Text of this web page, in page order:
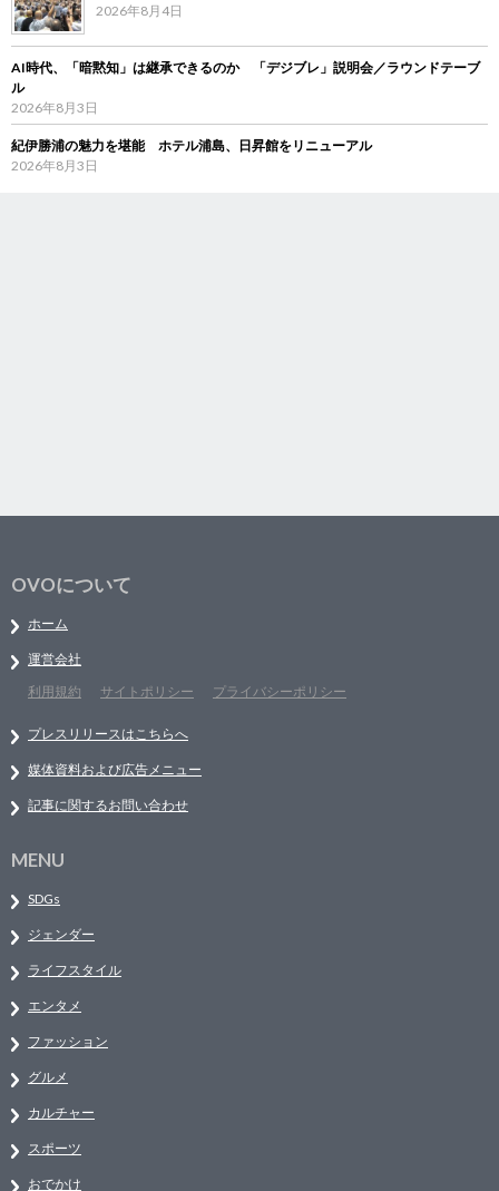
2026年8月4日
AI時代、「暗黙知」は継承できるのか 「デジブレ」説明会／ラウンドテーブ
ル
2026年8月3日
紀伊勝浦の魅力を堪能 ホテル浦島、日昇館をリニューアル
2026年8月3日
OVOについて
ホーム
運営会社
利用規約
サイトポリシー プライバシーポリシー
プレスリリースはこちらへ
媒体資料および広告メニュー
記事に関するお問い合わせ
MENU
SDGs
ジェンダー
ライフスタイル
エンタメ
ファッション
グルメ
カルチャー
スポーツ
おでかけ